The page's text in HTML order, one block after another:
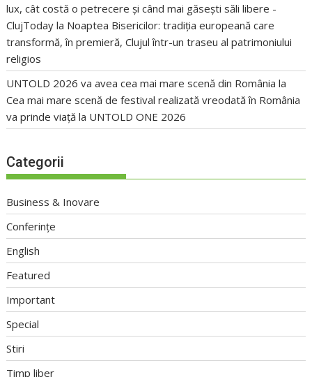
lux, cât costă o petrecere și când mai găsești săli libere -
ClujToday la Noaptea Bisericilor: tradiția europeană care
transformă, în premieră, Clujul într-un traseu al patrimoniului
religios
UNTOLD 2026 va avea cea mai mare scenă din România la
Cea mai mare scenă de festival realizată vreodată în România
va prinde viață la UNTOLD ONE 2026
Categorii
Business & Inovare
Conferințe
English
Featured
Important
Special
Stiri
Timp liber